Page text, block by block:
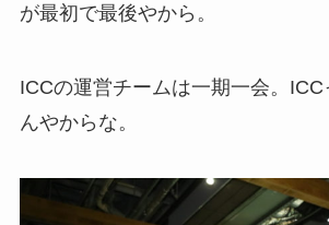
が最初で最後やから。
ICCの運営チームは一期一会。ICC
んやからな。